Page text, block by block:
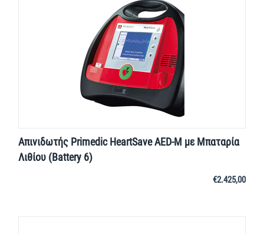
Απινιδωτής Primedic HeartSave AED-M με Μπαταρία
Λιθίου (Battery 6)
€2.425,00